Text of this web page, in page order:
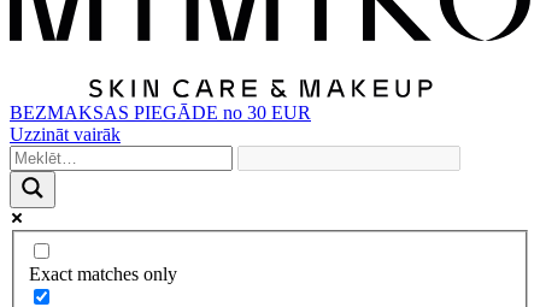
BEZMAKSAS PIEGĀDE no 30 EUR
Uzzināt vairāk
Exact matches only